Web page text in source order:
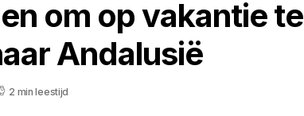
om op vakantie te
Andalusië
2 min leestijd